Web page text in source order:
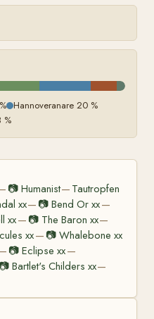
Hannoveranare 20 %
%
📷 Humanist— Tautropfen
xx— 📷Bend Or xx—
xx— 📷 The Baron xx—
xx— 📷 Whalebone xx
📷Eclipse xx—
📷 Bartlet's Childers xx—